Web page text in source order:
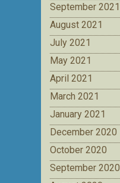
September 2021
August 2021
July 2021
May 2021
April 2021
March 2021
January 2021
December 2020
October 2020
September 2020